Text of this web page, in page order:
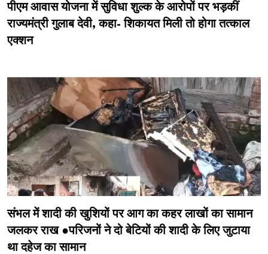
पीएम आवास योजना में सुविधा शुल्क के आरोपों पर भड़कीं
राज्यमंत्री गुलाब देवी, कहा- शिकायत मिली तो होगा तत्काल
एक्शन
संभल में शादी की खुशियों पर आग का कहर लाखों का सामान
जलकर राख ●परिजनों ने दो बेटियों की शादी के लिए जुटाया
था दहेज का सामान